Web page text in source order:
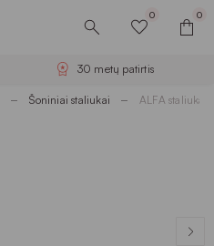
0 0
30 metų patirtis
Šoniniai staliukai ALFA staliukas